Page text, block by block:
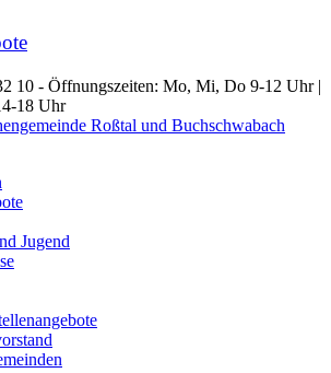
10 - Öffnungszeiten: Mo, Mi, Do 9-12 Uhr |
18 Uhr
Jugend